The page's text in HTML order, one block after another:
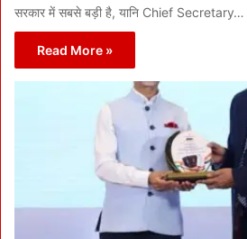
सरकार में सबसे बड़ी है, यानि Chief Secretary…
Read More »